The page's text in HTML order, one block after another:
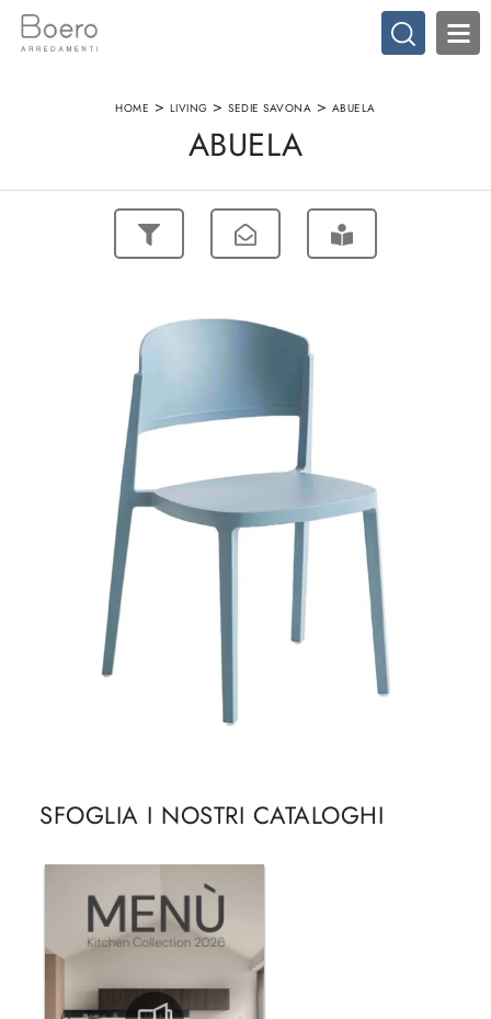
HOME > LIVING >SEDIE SAVONA > ABUELA
ABUELA
SFOGLIA I NOSTRI CATALOGHI